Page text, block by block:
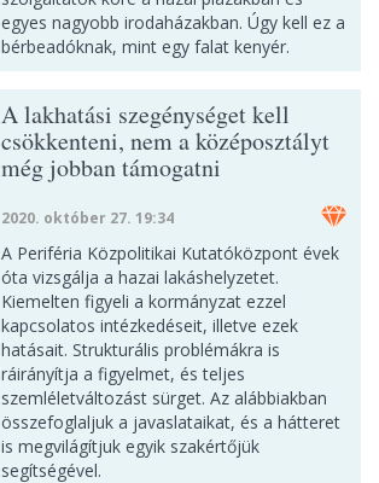
egyes nagyobb irodaházakban. Úgy kell ez a
bérbeadóknak, mint egy falat kenyér.
A lakhatási szegénységet kell
csökkenteni, nem a középosztályt
még jobban támogatni
2020. október 27. 19:34
A Periféria Közpolitikai Kutatóközpont évek
óta vizsgálja a hazai lakáshelyzetet.
Kiemelten figyeli a kormányzat ezzel
kapcsolatos intézkedéseit, illetve ezek
hatásait. Strukturális problémákra is
ráirányítja a figyelmet, és teljes
szemléletváltozást sürget. Az alábbiakban
összefoglaljuk a javaslataikat, és a hátteret
is megvilágítjuk egyik szakértőjük
segítségével.